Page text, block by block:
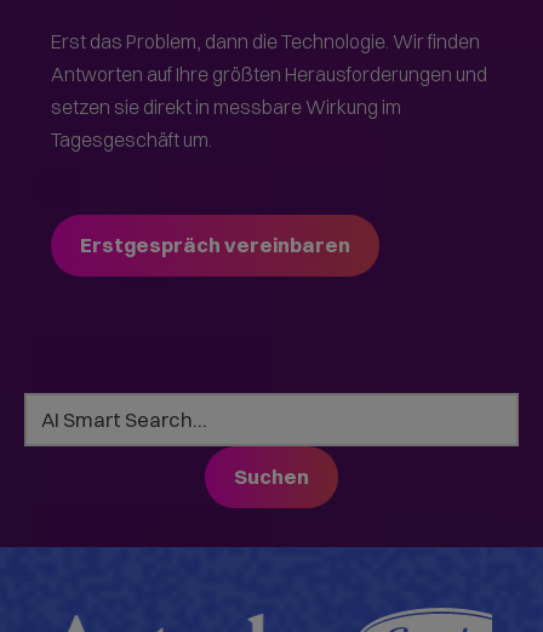
Erst das Problem, dann die Technologie. Wir finden
Antworten auf Ihre größten Herausforderungen und
setzen sie direkt in messbare Wirkung im
Tagesgeschäft um.
Erstgespräch vereinbaren
Suchen